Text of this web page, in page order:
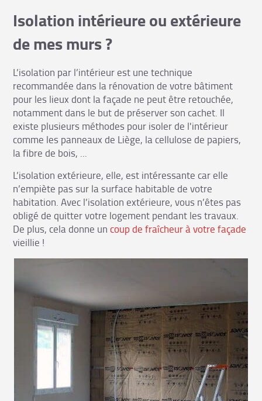
Isolation intérieure ou extérieure
de mes murs ?
L’isolation par l’intérieur est une technique
recommandée dans la rénovation de votre bâtiment
pour les lieux dont la façade ne peut être retouchée,
notamment dans le but de préserver son cachet. Il
existe plusieurs méthodes pour isoler de l'intérieur
comme les panneaux de Liège, la cellulose de papiers,
la fibre de bois, ...
L’isolation extérieure, elle, est intéressante car elle
n’empiète pas sur la surface habitable de votre
habitation. Avec l’isolation extérieure, vous n’êtes pas
obligé de quitter votre logement pendant les travaux.
De plus, cela donne uncoup de fraîcheur à votre façade
vieillie !